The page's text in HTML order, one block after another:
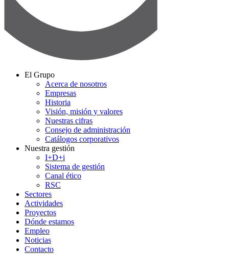
El Grupo
Acerca de nosotros
Empresas
Historia
Visión, misión y valores
Nuestras cifras
Consejo de administración
Catálogos corporativos
Nuestra gestión
I+D+i
Sistema de gestión
Canal ético
RSC
Sectores
Actividades
Proyectos
Dónde estamos
Empleo
Noticias
Contacto